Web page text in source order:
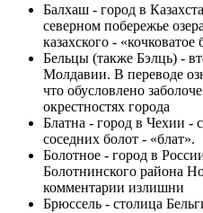
Балхаш - город в
северном побережье
казахского -
Бельцы (также Бэлць) -
Молдавии. В переводе
что обусловлено
окрестностях города
Блатна - город в Чехии -
соседних болот - «блат».
Болотное - город в
Болотнинского района
комментарии излишни
Брюссель - столица